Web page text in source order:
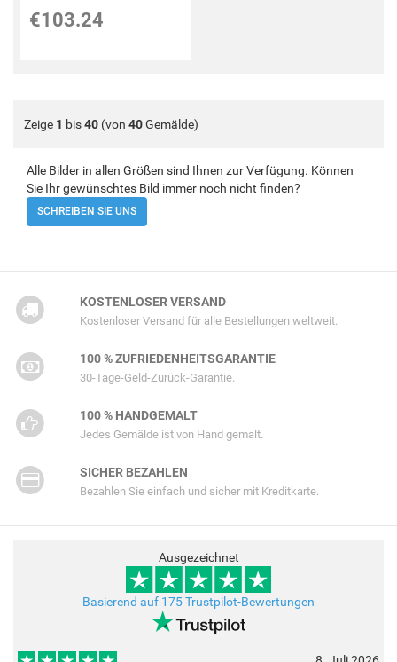
€103.24
Zeige 1 bis40 (von 40Gemälde)
Alle Bilder in allen Größen sind Ihnen zur Verfügung. Können
Sie Ihr gewünschtes Bild immer noch nicht finden?
SCHREIBEN SIE UNS
KOSTENLOSER VERSAND
Kostenloser Versand für alle Bestellungen weltweit.
100 % ZUFRIEDENHEITSGARANTIE
30-Tage-Geld-Zurück-Garantie.
100 % HANDGEMALT
Jedes Gemälde ist von Hand gemalt.
SICHER BEZAHLEN
Bezahlen Sie einfach und sicher mit Kreditkarte.
Ausgezeichnet
Basierend auf 175 Trustpilot-Bewertungen